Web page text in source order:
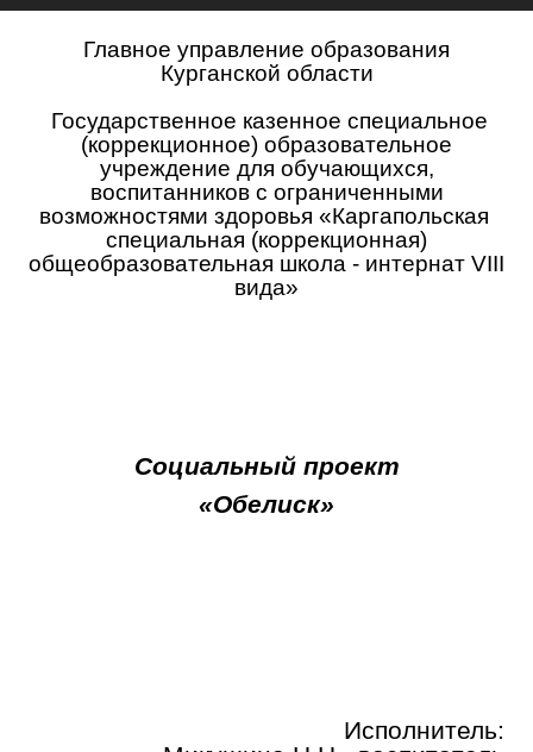
Главное управление образования
Курганской области
Государственное казенное специальное
(коррекционное) образовательное
учреждение для обучающихся,
воспитанников с ограниченными
возможностями здоровья «Каргапольская
специальная (коррекционная)
общеобразовательная школа - интернат VIII
вида»
Социальный проект
«Обелиск»
Исполнитель: